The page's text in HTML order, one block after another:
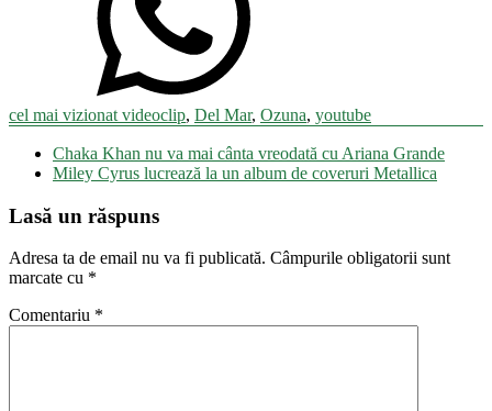
cel mai vizionat videoclip, Del Mar, Ozuna, youtube
articole
Chaka Khan nu va mai cânta vreodată cu Ariana Grande
Miley Cyrus lucrează la un album de coveruri Metallica
Lasă un răspuns
Adresa ta de email nu va fi publicată. Câmpurile obligatorii sunt
marcate cu *
Comentariu *